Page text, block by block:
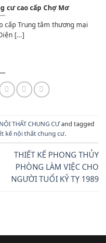
cư cao cấp Chợ Mơ
cấp Trung tâm thương mại
[...]
THẤT CHUNG CƯand tagged
kế nội thất chung cư.
THIẾT KẾ PHONG THỦY
PHÒNG LÀM VIỆC CHO
NGƯỜI TUỔI KỶ TỴ 1989